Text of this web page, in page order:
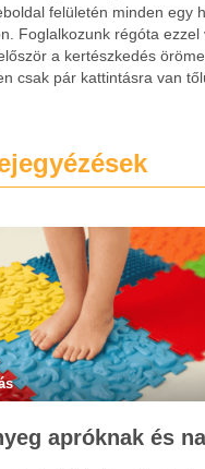
felületén minden egy
Foglalkozunk régóta ezzel
a kertészkedés
csak pár kattintásra van